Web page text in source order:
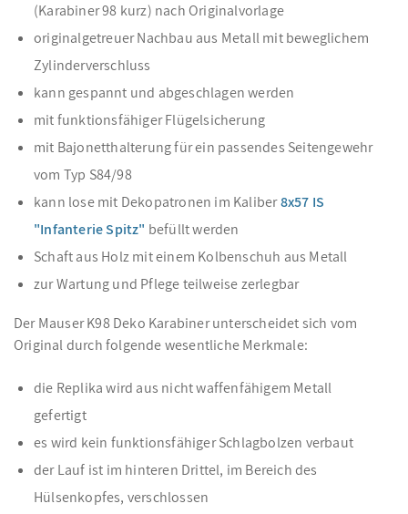
(Karabiner 98 kurz) nach Originalvorlage
originalgetreuer Nachbau aus Metall mit beweglichem
Zylinderverschluss
kann gespannt und abgeschlagen werden
mit funktionsfähiger Flügelsicherung
mit Bajonetthalterung für ein passendes Seitengewehr
vom Typ S84/98
kann lose mit Dekopatronen im Kaliber8x57 IS
"Infanterie Spitz" befüllt werden
Schaft aus Holz mit einem Kolbenschuh aus Metall
zur Wartung und Pflege teilweise zerlegbar
Der Mauser K98 Deko Karabiner unterscheidet sich vom
Original durch folgende wesentliche Merkmale:
die Replika wird aus nicht waffenfähigem Metall
gefertigt
es wird kein funktionsfähiger Schlagbolzen verbaut
der Lauf ist im hinteren Drittel, im Bereich des
Hülsenkopfes, verschlossen